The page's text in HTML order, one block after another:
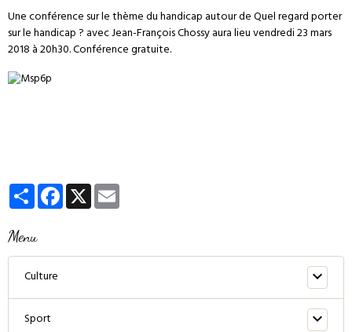
Une conférence sur le thème du handicap autour de Quel regard porter
sur le handicap ? avec Jean-François Chossy aura lieu vendredi 23 mars
2018 à 20h30. Conférence gratuite.
PartagerFacebook
X
Menu
Culture
Sport